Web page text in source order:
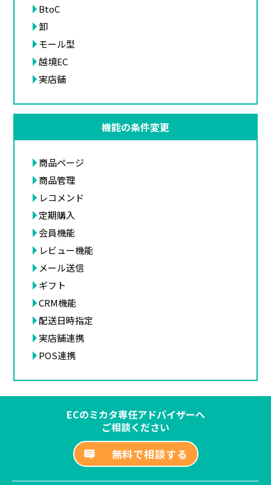
BtoC
卸
モール型
越境EC
実店舗
機能の条件変更
商品ページ
商品管理
レコメンド
定期購入
会員機能
レビュー機能
メール送信
ギフト
CRM機能
配送日時指定
実店舗連携
POS連携
ECのミカタ専任アドバイザーへ
ご相談ください
無料で相談する